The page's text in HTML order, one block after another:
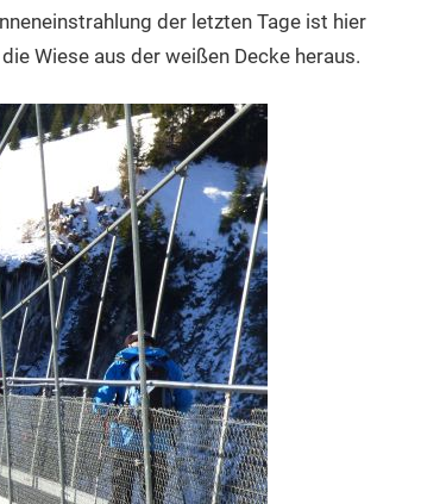
der letzten Tage ist hier
Wiese aus der weißen Decke heraus.